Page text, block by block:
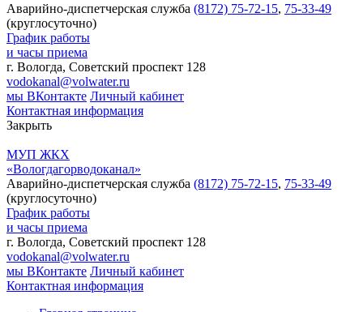
Аварийно-диспетчерская служба (8172) 75-72-15, 75-33-49
(круглосуточно)
График работы
и часы приема
г. Вологда, Советский проспект 128
vodokanal@volwater.ru
мы ВКонтакте Личный кабинет
Контактная информация
Закрыть
МУП ЖКХ
«Вологдагорводоканал»
Аварийно-диспетчерская служба (8172) 75-72-15, 75-33-49
(круглосуточно)
График работы
и часы приема
г. Вологда, Советский проспект 128
vodokanal@volwater.ru
мы ВКонтакте Личный кабинет
Контактная информация